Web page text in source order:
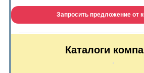
Запросить предложение от
Каталоги